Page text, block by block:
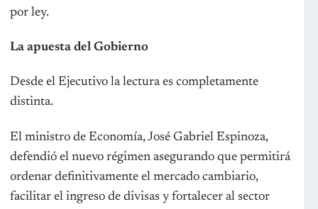
por ley.
La apuesta del Gobierno
Desde el Ejecutivo la lectura es completamente
distinta.
El ministro de Economía, José Gabriel Espinoza,
defendió el nuevo régimen asegurando que permitirá
ordenar definitivamente el mercado cambiario,
facilitar el ingreso de divisas y fortalecer al sector